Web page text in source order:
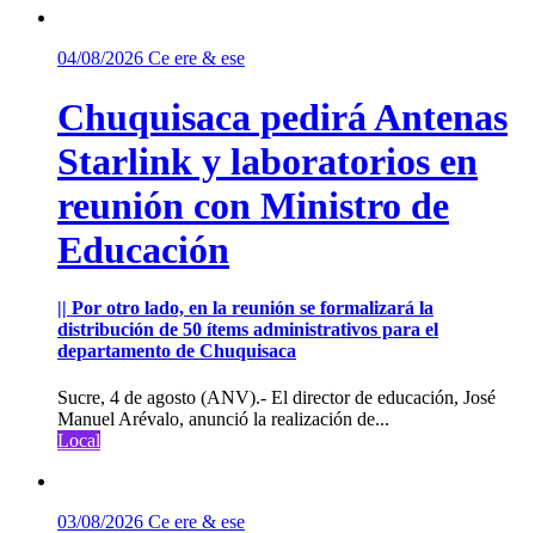
04/08/2026 Ce ere & ese
Chuquisaca pedirá Antenas
Starlink y laboratorios en
reunión con Ministro de
Educación
|| Por otro lado, en la reunión se formalizará la
distribución de 50 ítems administrativos para el
departamento de Chuquisaca
Sucre, 4 de agosto (ANV).- El director de educación, José
Manuel Arévalo, anunció la realización de...
Local
03/08/2026 Ce ere & ese